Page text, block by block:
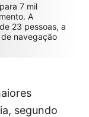
7 mil
A
23 pessoas, a
navegação
segundo